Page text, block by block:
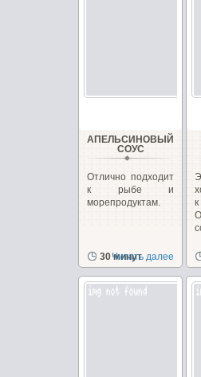
АПЕЛЬСИНОВЫЙ
СОУС
Отлично подходит
к рыбе и
морепродуктам.
30 минут
Читать далее